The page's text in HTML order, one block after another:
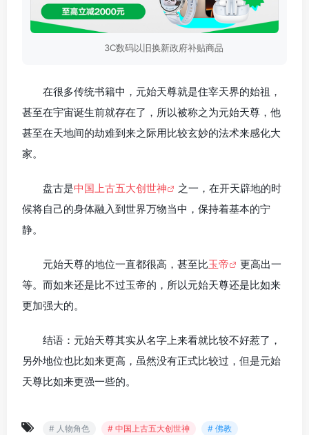
3C数码以旧换新政府补贴商品
在很多传统书籍中，元始天尊就是住宰天界的始祖，
甚至在宇宙诞生前就存在了，所以被称之为元始天尊，他
甚至在天地间的劫难到来之际用比较玄妙的法术来感化大
家。
盘古是中国上古五大创世神
之一，在开天辟地的时
候将自己的身体融入到世界万物当中，保持着基本的宁
静。
元始天尊的地位一直都很高，甚至比玉帝
更高出一
等。而如来还是比不过玉帝的，所以元始天尊还是比如来
更加强大的。
结语：元始天尊其实从名字上来看就比较不好惹了，
另外地位也比如来更高，虽然没有正式比较过，但是元始
天尊比如来更强一些的。
# 人物角色 # 中国上古五大创世神
# 佛教